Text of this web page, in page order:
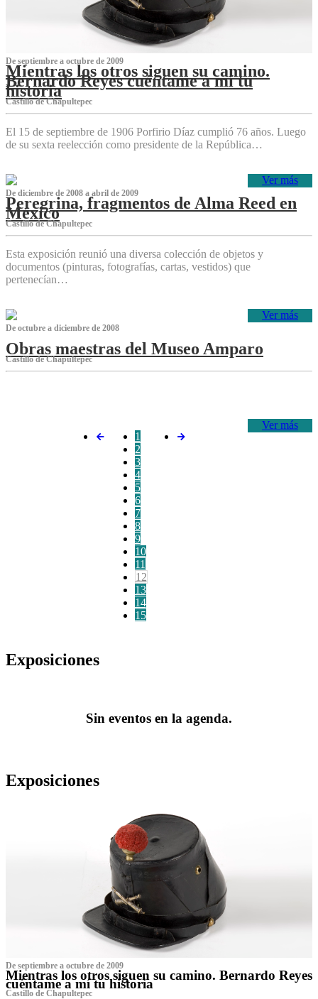
De septiembre a octubre de 2009
Mientras los otros siguen su camino.
Bernardo Reyes cuéntame a mí tu
historia
Castillo de Chapultepec
El 15 de septiembre de 1906 Porfirio Díaz cumplió 76 años. Luego
de su sexta reelección como presidente de la República…
Ver más
De diciembre de 2008 a abril de 2009
Peregrina, fragmentos de Alma Reed en
México
Castillo de Chapultepec
Esta exposición reunió una diversa colección de objetos y
documentos (pinturas, fotografías, cartas, vestidos) que
pertenecían…
Ver más
De octubre a diciembre de 2008
Obras maestras del Museo Amparo
Castillo de Chapultepec
Ver más
1
2
3
4
5
6
7
8
9
10
11
12
13
14
15
Exposiciones
Sin eventos en la agenda.
Exposiciones
De septiembre a octubre de 2009
Mientras los otros siguen su camino. Bernardo Reyes
cuéntame a mí tu historia
Castillo de Chapultepec